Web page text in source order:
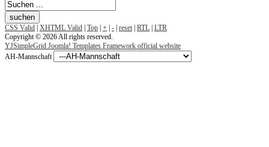
CSS Valid | XHTML Valid | Top | + | - | reset | RTL | LTR
Copyright © 2026 All rights reserved.
YJSimpleGrid Joomla! Templates Framework official website
AH-Mannschaft